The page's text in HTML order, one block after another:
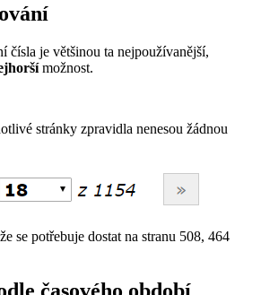
čísla je většinou ta nejpoužívanější,
možnost.
stránky zpravidla nenesou žádnou
se potřebuje dostat na stranu 508, 464
časového období